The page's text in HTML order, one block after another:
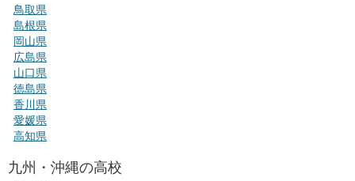
鳥取県
島根県
岡山県
広島県
山口県
徳島県
香川県
愛媛県
高知県
九州・沖縄の高校